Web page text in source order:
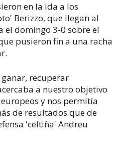
en la ida a los
Berizzo, que llegan al
el domingo 3-0 sobre el
pusieron fin a una racha
recuperar
a nuestro objetivo
y nos permitía
de resultados que de
'celtiña' Andreu